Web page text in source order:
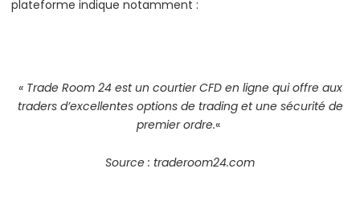
plateforme indique notamment :
« Trade Room 24 est un courtier CFD en ligne qui offre aux
traders d’excellentes options de trading et une sécurité de
premier ordre.«
Source : traderoom24.com